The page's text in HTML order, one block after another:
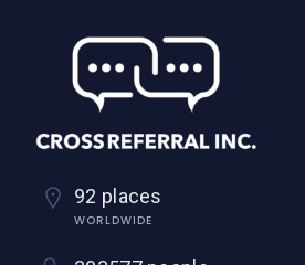
92 places
WORLDWIDE